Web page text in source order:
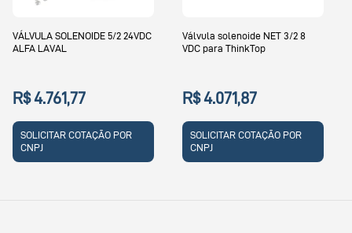
VÁLVULA SOLENOIDE 5/2 24VDC
ALFA LAVAL
R$ 4.761,77
SOLICITAR COTAÇÃO POR
CNPJ
Válvula solenoide NET 3/2 8
VDC para ThinkTop
R$ 4.071,87
SOLICITAR COTAÇÃO POR
CNPJ